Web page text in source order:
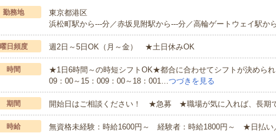
勤務地
東京都港区
浜松町駅から---分／赤坂見附駅から---分／高輪ゲートウェイ駅か
曜日頻度 週2日～5日OK（月～金） ★土日休みOK
時間
★1日6時間～の時短シフトOK★都合に合わせてシフトが決めら
09：00～15：009：00～18：001…つづきを見る
期間 開始日はご相談ください！ ★急募 ★職場が気に入れば、長期で
時給 無資格未経験：時給1600円～ 経験者：時給1800円～ ★日払い